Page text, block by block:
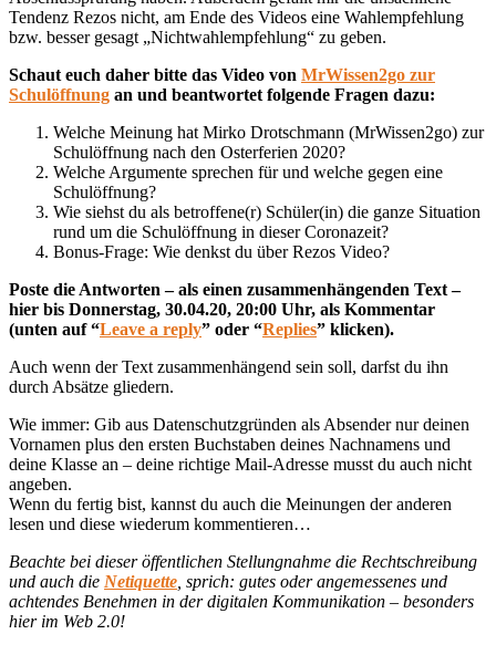
Tendenz Rezos nicht, am Ende des Videos eine Wahlempfehlung
bzw. besser gesagt „Nichtwahlempfehlung“ zu geben.
Schaut euch daher bitte das Video von MrWissen2go zur
Schulöffnung an und beantwortet folgende Fragen dazu:
Welche Meinung hat Mirko Drotschmann (MrWissen2go) zur
Schulöffnung nach den Osterferien 2020?
Welche Argumente sprechen für und welche gegen eine
Schulöffnung?
Wie siehst du als betroffene(r) Schüler(in) die ganze Situation
rund um die Schulöffnung in dieser Coronazeit?
Bonus-Frage: Wie denkst du über Rezos Video?
Poste die Antworten – als einen zusammenhängenden Text –
hier bis Donnerstag, 30.04.20, 20:00 Uhr, als Kommentar
(unten auf “Leave a reply” oder “Replies” klicken).
Auch wenn der Text zusammenhängend sein soll, darfst du ihn
durch Absätze gliedern.
Wie immer: Gib aus Datenschutzgründen als Absender nur deinen
Vornamen plus den ersten Buchstaben deines Nachnamens und
deine Klasse an – deine richtige Mail-Adresse musst du auch nicht
angeben.
Wenn du fertig bist, kannst du auch die Meinungen der anderen
lesen und diese wiederum kommentieren…
Beachte bei dieser öffentlichen Stellungnahme die Rechtschreibung
und auch die Netiquette , sprich: gutes oder angemessenes und
achtendes Benehmen in der digitalen Kommunikation – besonders
hier im Web 2.0!